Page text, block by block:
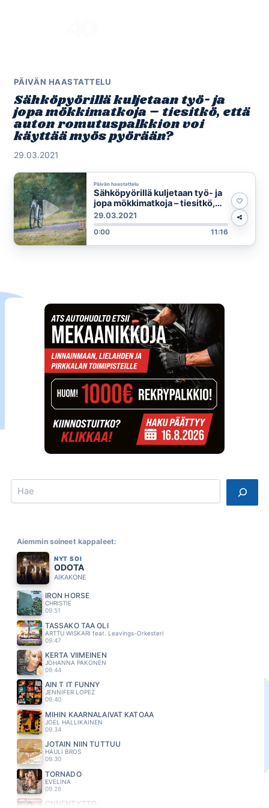
PÄIVÄN HAASTATTELU
Sähköpyörillä kuljetaan työ- ja
jopa mökkimatkoja – tiesitkö, että
auton romutuspalkkion voi
käyttää myös pyörään?
29.03.2021
Päivän haastattelu
Sähköpyörillä kuljetaan työ- ja
jopa mökkimatkoja – tiesitkö,
että auton romutuspalkkion voi
käyttää myös pyörään?
29.03.2021
0:00 11:16
Search
Aiemmin soineet kappaleet:
NYT SOI
ODOTA
AIKAKONE
IRON HORSE
CHRISTIE
09.51
TÄSSÄKÖ TÄÄ OLI
ARTTU WISKARI feat. Leavings-Orkesteri
09.47
KERTA VIIMEINEN
JOHANNA PAKONEN
09.44
AIN T IT FUNNY
JENNIFER LOPEZ
09.40
MIHIN KAARNALAIVAT KATOAA
JOEL HALLIKAINEN
09.34
JOTAIN NIIN TUTTUU
HAULI BROS
09.30
TORNADO
EVELINA
09.26
ONNENTYTTÖ